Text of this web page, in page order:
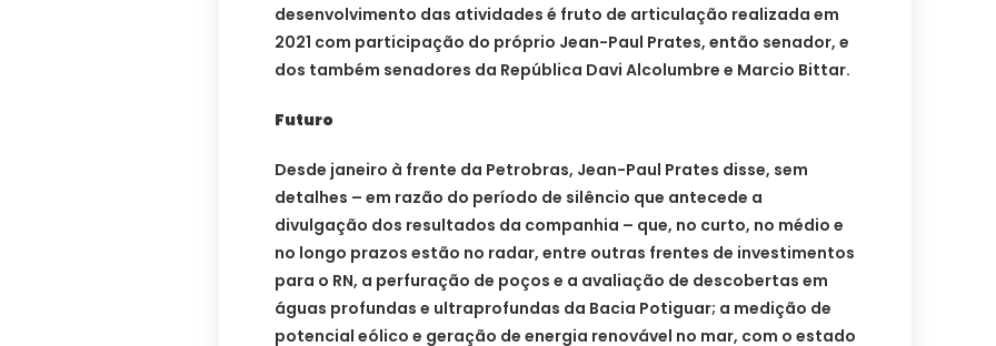
desenvolvimento das atividades é fruto de articulação realizada em
2021 com participação do próprio Jean-Paul Prates, então senador, e
dos também senadores da República Davi Alcolumbre e Marcio Bittar.
Futuro
Desde janeiro à frente da Petrobras, Jean-Paul Prates disse, sem
detalhes – em razão do período de silêncio que antecede a
divulgação dos resultados da companhia – que, no curto, no médio e
no longo prazos estão no radar, entre outras frentes de investimentos
para o RN, a perfuração de poços e a avaliação de descobertas em
águas profundas e ultraprofundas da Bacia Potiguar; a medição de
potencial eólico e geração de energia renovável no mar, com o estado